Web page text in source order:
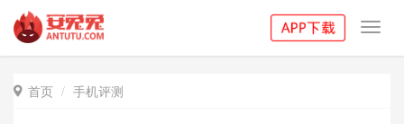
 首页 手机评测